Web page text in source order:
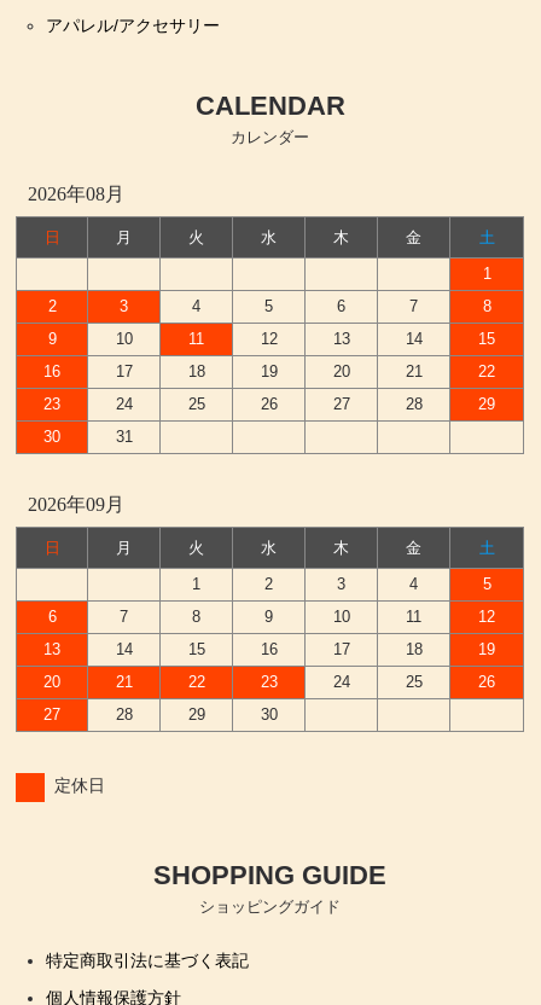
アパレル/アクセサリー
CALENDAR
カレンダー
2026年08月
日 月 火 水 木 金
土
1
2
3 4 5 6 7
8
9
10 11 12 13 14
15
16
17 18 19 20 21
22
23
24 25 26 27 28
29
30
31
2026年09月
日 月 火 水 木 金
土
1
2 3 4
5
6
7 8 9 10 11
12
13
14 15 16 17 18
19
20
21 22 23 24 25
26
27
28 29 30
定休日
SHOPPING GUIDE
ショッピングガイド
特定商取引法に基づく表記
個人情報保護方針